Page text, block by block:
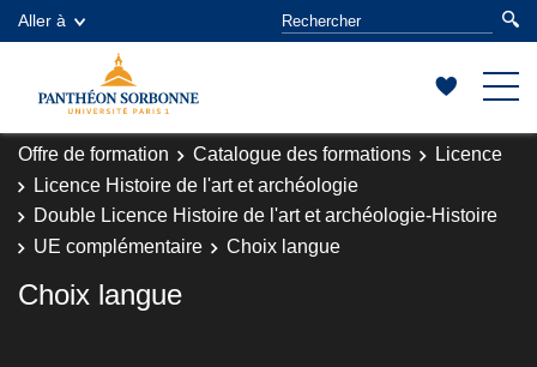
Aller à
Offre de formation Catalogue des formations
Licence
Licence Histoire de l'art et archéologie
Double Licence Histoire de l'art et archéologie-Histoire
UE complémentaire
Choix langue
Choix langue